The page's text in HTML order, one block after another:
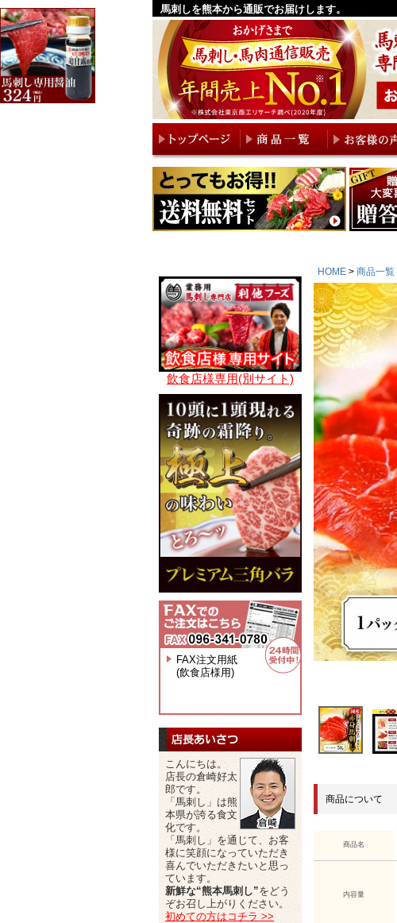
馬刺しを熊本から通販でお届けします。
飲食店様専用(別サイト)
FAX注文用紙
(飲食店様用)
こんにちは。
店長の倉崎好太
郎です。
「馬刺し」は熊
本県が誇る食文
化です。
「馬刺し」を通じて、お客
様に笑顔になっていただき
喜んでいただきたいと思っ
ています。
新鮮な“熊本馬刺し”をどう
ぞお召し上がりください。
初めての方はコチラ >>
HOME 商品一覧
商品について
商品名
内容量